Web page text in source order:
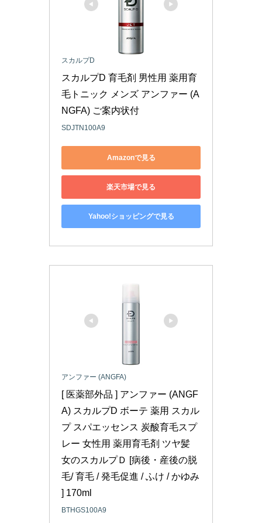
スカルプD
スカルプD 育毛剤 男性用 薬用育
毛トニック メンズ アンファー (A
NGFA) ご案内状付
SDJTN100A9
Amazonで見る
楽天市場で見る
Yahoo!ショッピングで見る
アンファー (ANGFA)
[ 医薬部外品 ] アンファー (ANGF
A) スカルプD ボーテ 薬用 スカル
プ スパエッセンス 炭酸育毛スプ
レー 女性用 薬用育毛剤 ツヤ髪
女のスカルプＤ [病後・産後の脱
毛/ 育毛 / 発毛促進 / ふけ / かゆみ
] 170ml
BTHGS100A9